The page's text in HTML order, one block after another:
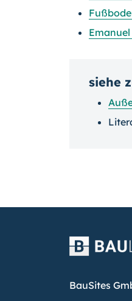
siehe
BauSites